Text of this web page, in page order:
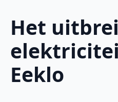
Het
Eeklo